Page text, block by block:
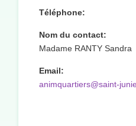
Téléphone:
Nom du contact:
Madame RANTY Sandra
Email:
animquartiers@saint-